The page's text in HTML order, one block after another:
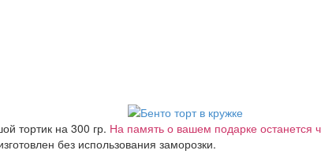
тортик на 300 гр. На память о вашем подарке останется
без использования заморозки.